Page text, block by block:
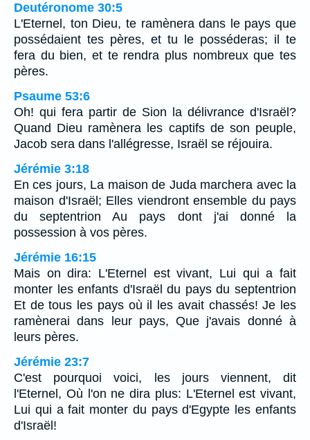
Deutéronome 30:5
L'Eternel, ton Dieu, te ramènera dans le pays que
possédaient tes pères, et tu le posséderas; il te
fera du bien, et te rendra plus nombreux que tes
pères.
Psaume 53:6
Oh! qui fera partir de Sion la délivrance d'Israël?
Quand Dieu ramènera les captifs de son peuple,
Jacob sera dans l'allégresse, Israël se réjouira.
Jérémie 3:18
En ces jours, La maison de Juda marchera avec la
maison d'Israël; Elles viendront ensemble du pays
du septentrion Au pays dont j'ai donné la
possession à vos pères.
Jérémie 16:15
Mais on dira: L'Eternel est vivant, Lui qui a fait
monter les enfants d'Israël du pays du septentrion
Et de tous les pays où il les avait chassés! Je les
ramènerai dans leur pays, Que j'avais donné à
leurs pères.
Jérémie 23:7
C'est pourquoi voici, les jours viennent, dit
l'Eternel, Où l'on ne dira plus: L'Eternel est vivant,
Lui qui a fait monter du pays d'Egypte les enfants
d'Israël!